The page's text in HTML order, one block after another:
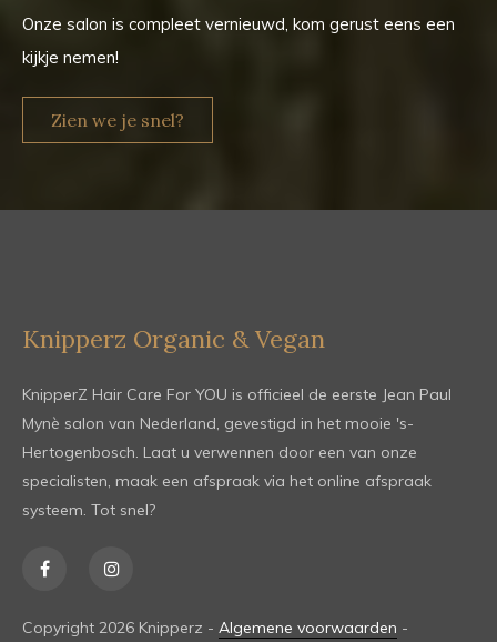
Onze salon is compleet vernieuwd, kom gerust eens een
kijkje nemen!
Zien we je snel?
Knipperz Organic & Vegan
KnipperZ Hair Care For YOU is officieel de eerste Jean Paul
Mynè salon van Nederland, gevestigd in het mooie 's-
Hertogenbosch. Laat u verwennen door een van onze
specialisten, maak een afspraak via het online afspraak
systeem. Tot snel?
Copyright 2026 Knipperz - Algemene voorwaarden -